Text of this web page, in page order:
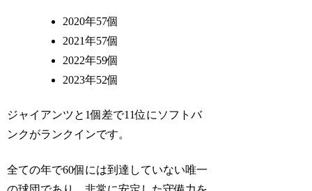
2020年57個
2021年57個
2022年59個
2023年52個
ジャイアンツと1個差で11位にソフトバ
ンクがランクインです。
全ての年で60個には到達していない唯一